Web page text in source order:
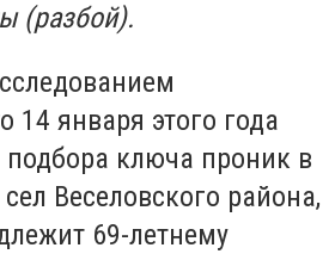
(разбой).
14 января этого года
подбора ключа проник в
Веселовского района,
69-летнему